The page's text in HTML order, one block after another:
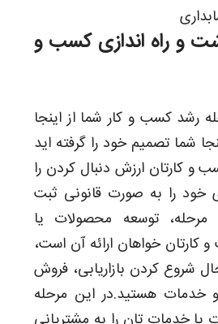
و راه اندازی کسب و
۴ مرحله رشد کسب و کار شما از اینجا
شما تصمیم خود را گرفته اید
و کارتان ارزش دنبال کردن را
خود را به صورت قانونی ثبت
مرحله، توسعه محصولات یا
خواهان ارائه آن است،
شروع کردن بازاریابی، فروش
خدمات هستید.در این مرحله